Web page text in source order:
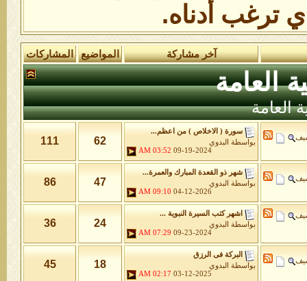
ترغب أدناه.
آخر مشاركة المواضيع المشاركات
العامة
العامة
سورة ( الاخلاص ) من اعظم...
بواسطة
البدوي
09-19-2024
03:52 AM
62
111
شهر ذو القعدة المبارك والعمرة...
بواسطة
البدوي
04-12-2026
09:10 AM
47
86
اشهر كتب السيرة النبوية ...
بواسطة
البدوي
09-23-2024
07:29 AM
24
36
البركة فى الرزق
بواسطة
البدوي
03-12-2025
02:17 AM
18
45